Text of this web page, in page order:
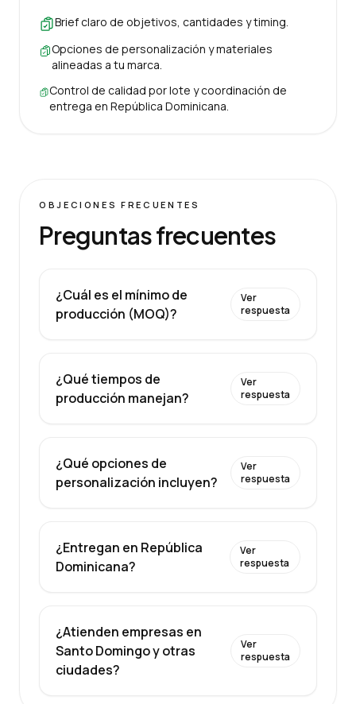
Brief claro de objetivos, cantidades y timing.
Opciones de personalización y materiales
alineadas a tu marca.
Control de calidad por lote y coordinación de
entrega en República Dominicana.
OBJECIONES FRECUENTES
Preguntas frecuentes
¿Cuál es el mínimo de
producción (MOQ)?
Ver
respuesta
¿Qué tiempos de
producción manejan?
Ver
respuesta
¿Qué opciones de
personalización incluyen?
Ver
respuesta
¿Entregan en República
Dominicana?
Ver
respuesta
¿Atienden empresas en
Santo Domingo y otras
ciudades?
Ver
respuesta